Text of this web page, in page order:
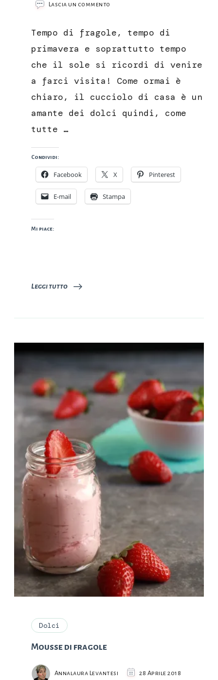
Lascia un commento
fragole
senza
e
burro
Tempo di fragole, tempo di
primavera e soprattutto tempo
che il sole si ricordi di venire
a farci visita! Come ormai è
chiaro, il cucciolo di casa è un
amante dei dolci quindi, come
tutte …
Condividi:
Facebook X Pinterest
E-mail Stampa
Mi piace:
Leggi tutto
Dolci
Mousse di fragole
Annalaura Levantesi 28 Aprile 2018